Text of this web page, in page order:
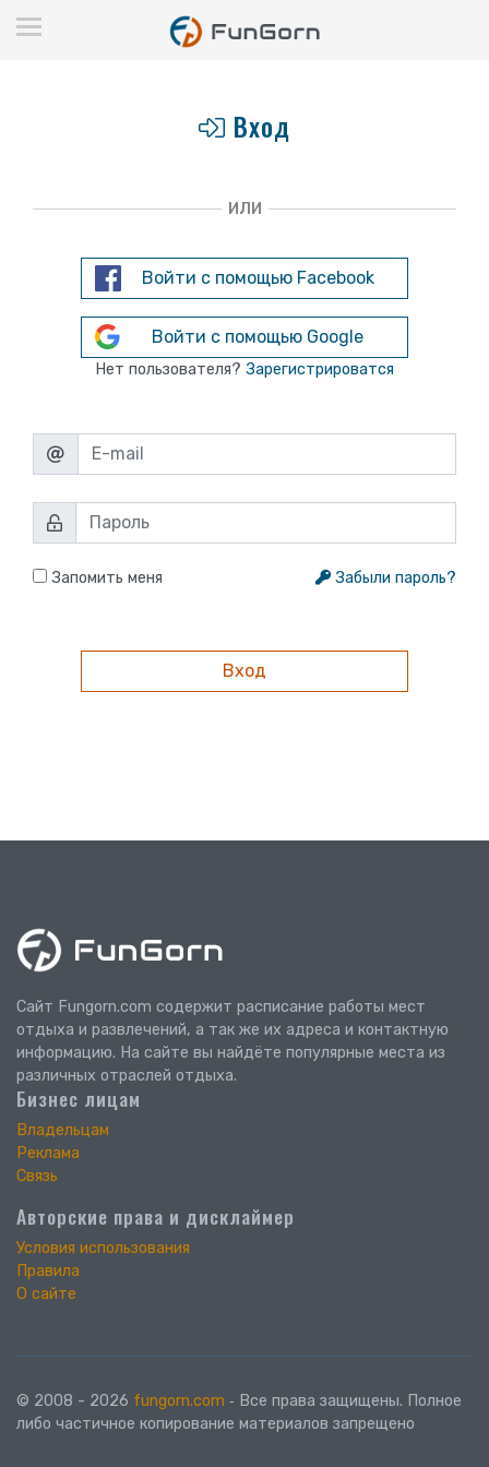
Вход
ИЛИ
Войти с помощью Facebook
Войти с помощью Google
Нет пользователя? Зарегистрироватся
Запомить меня Забыли пароль?
Сайт Fungorn.com содержит расписание работы мест
отдыха и развлечений, а так же их адреса и контактную
информацию. На сайте вы найдёте популярные места из
различных отраслей отдыха.
Бизнес лицам
Владельцам
Реклама
Связь
Авторские права и дисклаймер
Условия использования
Правила
О сайте
© 2008 - 2026 fungorn.com ‐ Все права защищены. Полное
либо частичное копирование материалов запрещено